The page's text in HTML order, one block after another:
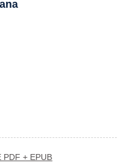
PDF + EPUB